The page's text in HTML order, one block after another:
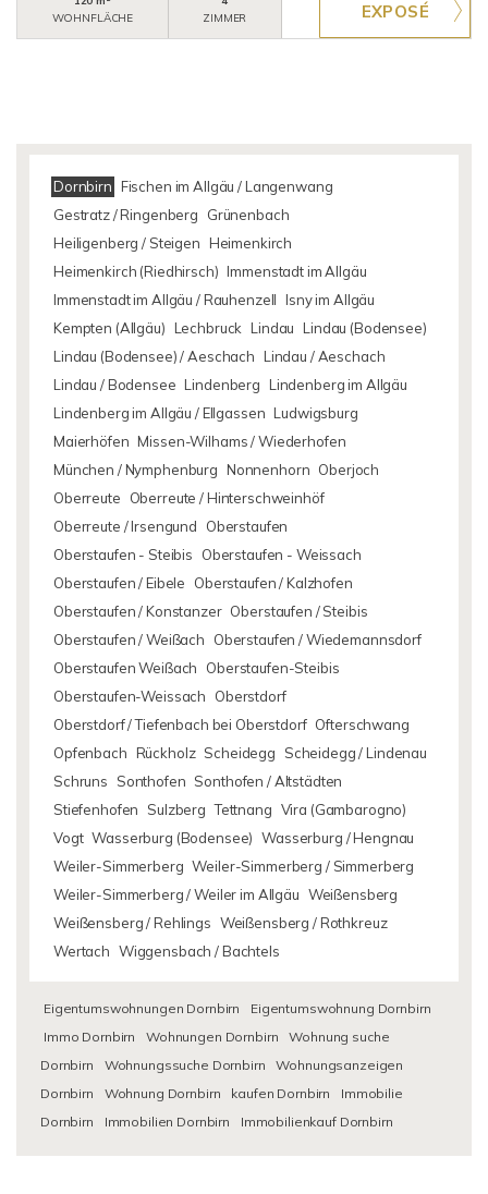
WOHNFLÄCHE
ZIMMER
Dornbirn Fischen im Allgäu / Langenwang
Gestratz / Ringenberg
Grünenbach
Heiligenberg / Steigen Heimenkirch
Heimenkirch (Riedhirsch) Immenstadt im Allgäu
Immenstadt im Allgäu / Rauhenzell Isny im Allgäu
Kempten (Allgäu) Lechbruck Lindau Lindau (Bodensee)
Lindau (Bodensee) / Aeschach Lindau / Aeschach
Lindau / Bodensee Lindenberg Lindenberg im Allgäu
Lindenberg im Allgäu / Ellgassen Ludwigsburg
Maierhöfen Missen-Wilhams / Wiederhofen
München / Nymphenburg Nonnenhorn Oberjoch
Oberreute
Oberreute / Hinterschweinhöf
Oberreute / Irsengund
Oberstaufen
Oberstaufen - Steibis
Oberstaufen - Weissach
Oberstaufen / Eibele
Oberstaufen / Kalzhofen
Oberstaufen / Konstanzer Oberstaufen / Steibis
Oberstaufen / Weißach
Oberstaufen / Wiedemannsdorf
Oberstaufen Weißach
Oberstaufen-Steibis
Oberstaufen-Weissach
Oberstdorf
Oberstdorf / Tiefenbach bei Oberstdorf Ofterschwang
Opfenbach Rückholz Scheidegg
Scheidegg / Lindenau
Schruns
Sonthofen Sonthofen / Altstädten
Stiefenhofen
Sulzberg Tettnang Vira (Gambarogno)
Vogt Wasserburg (Bodensee) Wasserburg / Hengnau
Weiler-Simmerberg Weiler-Simmerberg / Simmerberg
Weiler-Simmerberg / Weiler im Allgäu Weißensberg
Weißensberg / Rehlings Weißensberg / Rothkreuz
Wertach Wiggensbach / Bachtels
Eigentumswohnungen Dornbirn
Eigentumswohnung Dornbirn
Immo Dornbirn
Wohnungen Dornbirn
Wohnung suche
Dornbirn
Wohnungssuche Dornbirn
Wohnungsanzeigen
Dornbirn
Wohnung Dornbirn kaufen Dornbirn
Immobilie
Dornbirn
Immobilien Dornbirn Immobilienkauf Dornbirn